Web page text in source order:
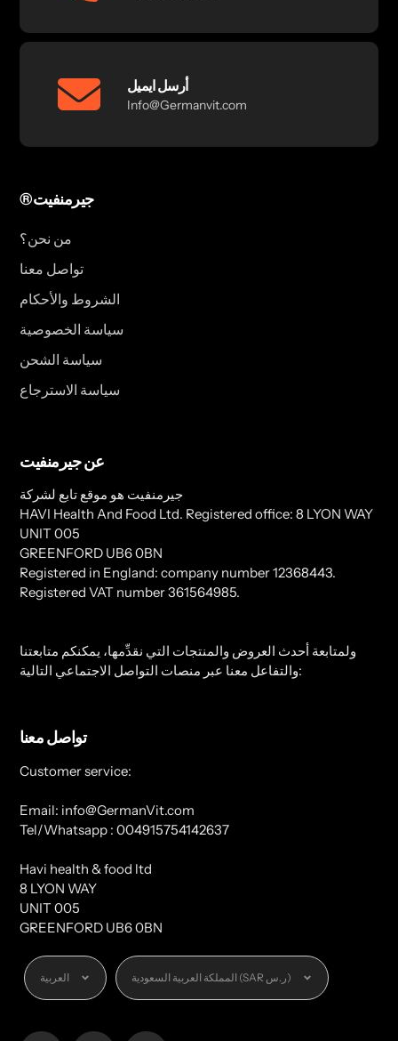
أرسل ايميل
Info@Germanvit.com
®جيرمنفيت
من نحن؟
تواصل معنا
الشروط والأحكام
سياسة الخصوصية
سياسة الشحن
سياسة الاسترجاع
عن جيرمنفيت
جيرمنفيت هو موقع تابع لشركة
HAVI Health And Food Ltd. Registered office: 8 LYON WAY
UNIT 005
GREENFORD UB6 0BN
Registered in England: company number 12368443.
Registered VAT number 361564985.
ولمتابعة أحدث العروض والمنتجات التي نقدِّمها، يمكنكم متابعتنا
والتفاعل معنا عبر منصات التواصل الاجتماعي التالية:
تواصل معنا
Customer service:
Email: info@GermanVit.com
Tel/Whatsapp : 004915754142637
Havi health & food ltd
8 LYON WAY
UNIT 005
GREENFORD UB6 0BN
اللغة
العربية العملة المملكة العربية السعودية (SAR ر.س)